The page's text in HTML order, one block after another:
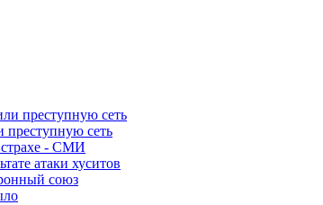
преступную сеть
- СМИ
атаки хуситов
союз